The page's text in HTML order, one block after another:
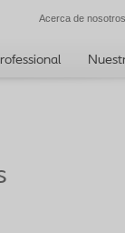
Acerca de nosotros